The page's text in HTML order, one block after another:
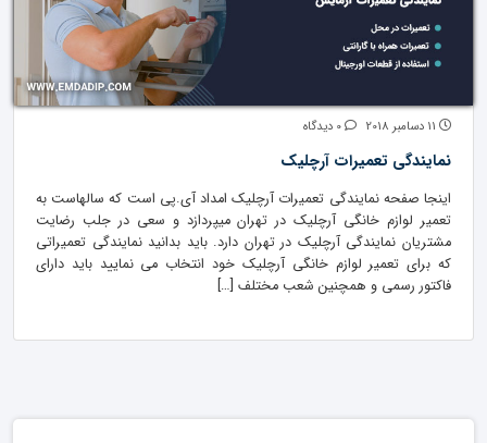
نمایندگی تعمیرات آرچلیک
اینجا صفحه نمایندگی تعمیرات آرچلیک امداد آی.پی است که سالهاست به
تعمیر لوازم خانگی آرچلیک در تهران میپردازد و سعی در جلب رضایت
مشتریان نمایندگی آرچلیک در تهران دارد. باید بدانید نمایندگی تعمیراتی
که برای تعمیر لوازم خانگی آرچلیک خود انتخاب می نمایید باید دارای
فاکتور رسمی و همچنین شعب مختلف […]